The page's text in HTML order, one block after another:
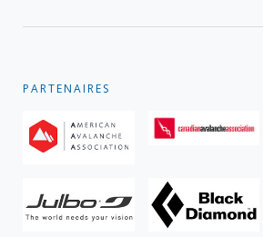
PARTENAIRES